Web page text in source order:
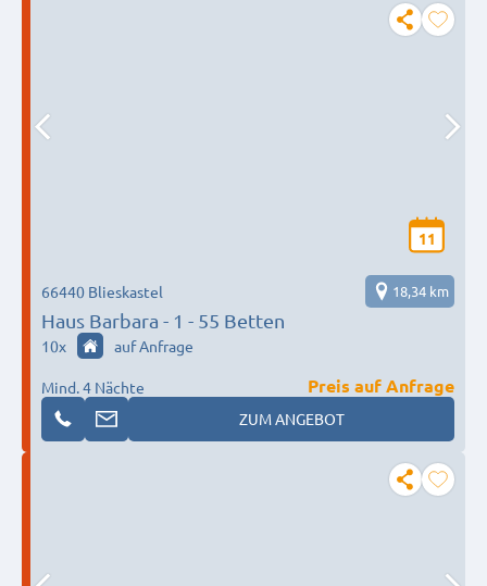
11
Haus Barbara - 1 - 55 Betten
66440 Blieskastel 18,34 km
10x auf Anfrage
Mind. 4 Nächte
Preis auf Anfrage
ZUM ANGEBOT